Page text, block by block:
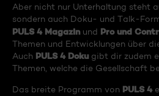
Aber nicht nur Unterhaltung steht
sondern auch Doku- und Talk-
PULS 4 Magazinund Pro und
Themen und Entwicklungen über
Auch PULS 4 Doku gibt dir zudem
Themen, welche die Gesellschaft
Das breite Programm von PULS 4